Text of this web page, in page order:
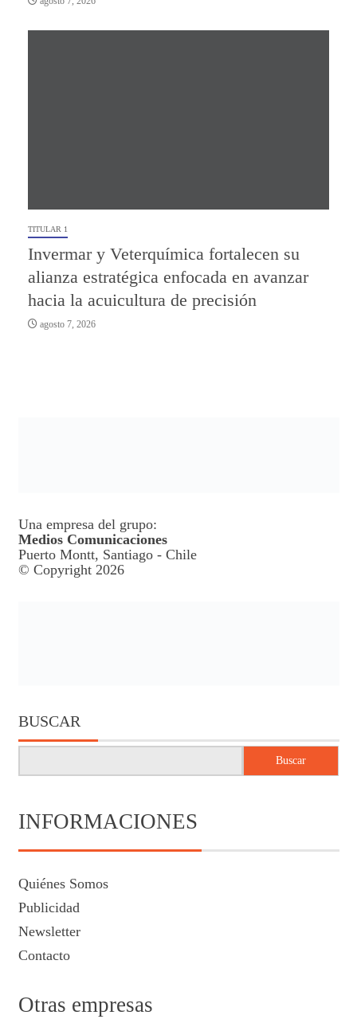
TITULAR 1
Invermar y Veterquímica fortalecen su
alianza estratégica enfocada en avanzar
hacia la acuicultura de precisión
agosto 7, 2026
Una empresa del grupo:
Medios Comunicaciones
Puerto Montt, Santiago - Chile
© Copyright 2026
BUSCAR
Buscar
INFORMACIONES
Quiénes Somos
Publicidad
Newsletter
Contacto
Otras empresas